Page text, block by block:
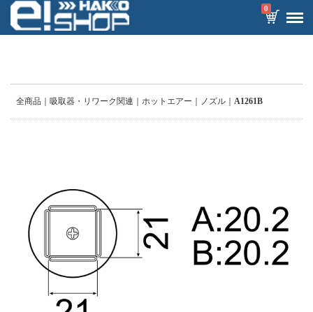
0
全商品 吸取器・リワーク関連 ホットエアー ノズル A1261B